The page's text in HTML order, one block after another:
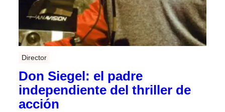
Director
Don Siegel: el padre
independiente del thriller de
acción